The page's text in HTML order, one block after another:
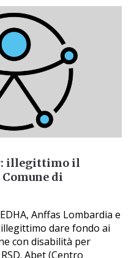
illegittimo il
di
Anffas Lombardia e
dare fondo ai
con disabilità per
Abet (Centro